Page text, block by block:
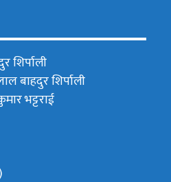
शिर्पाली
बाहदुर शिर्पाली
भट्टराई